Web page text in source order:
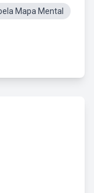
Mapa Mental